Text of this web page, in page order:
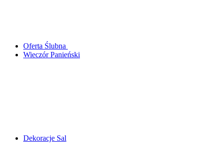
Oferta Ślubna
Wieczór Panieński
Dekoracje Sal